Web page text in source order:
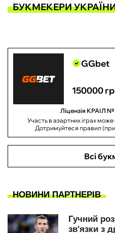
БУКМЕКЕРИ
GGbet
150000
Ліцензія КРАІЛ
Участь в азартних іграх може
Дотримуйтеся правил
Всі